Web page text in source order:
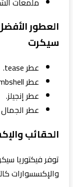
العطور
سيكرت
عطر tease.
عطر bombshell.
عطر إنجيلز.
عطر
الحقائب
توفر فيكتوريا
والإكسسوارات